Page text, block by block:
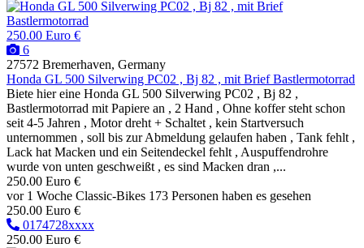
250.00 Euro €
6
27572 Bremerhaven, Germany
Honda GL 500 Silverwing PC02 , Bj 82 , mit Brief Bastlermotorrad
Biete hier eine Honda GL 500 Silverwing PC02 , Bj 82 ,
Bastlermotorrad mit Papiere an , 2 Hand , Ohne koffer steht schon
seit 4-5 Jahren , Motor dreht + Schaltet , kein Startversuch
unternommen , soll bis zur Abmeldung gelaufen haben , Tank fehlt ,
Lack hat Macken und ein Seitendeckel fehlt , Auspuffendrohre
wurde von unten geschweißt , es sind Macken dran ,...
250.00 Euro €
vor 1 Woche Classic-Bikes 173 Personen haben es gesehen
250.00 Euro €
0174728xxxx
250.00 Euro €